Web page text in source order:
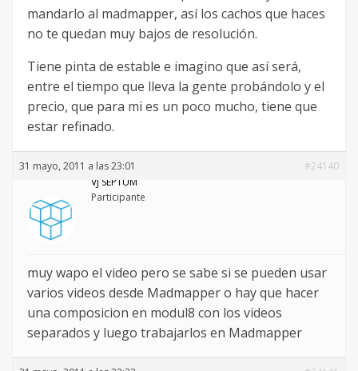
mandarlo al madmapper, así los cachos que haces
no te quedan muy bajos de resolución.
Tiene pinta de estable e imagino que así será,
entre el tiempo que lleva la gente probándolo y el
precio, que para mi es un poco mucho, tiene que
estar refinado.
31 mayo, 2011 a las 23:01
#24140
VJ SEPTUM
Participante
muy wapo el video pero se sabe si se pueden usar
varios videos desde Madmapper o hay que hacer
una composicion en modul8 con los videos
separados y luego trabajarlos en Madmapper